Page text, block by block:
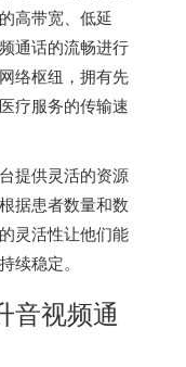
高带宽、低延
通话的流畅进行
络枢纽，拥有先
疗服务的传输速
提供灵活的资源
据患者数量和数
的灵活性让他们能
续稳定。
音视频通